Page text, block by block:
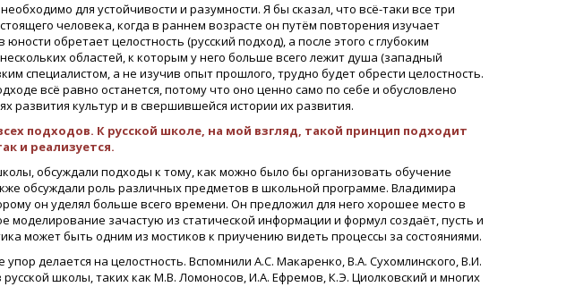
для устойчивости и разумности. Я бы сказал, что всё-таки все три
человека, когда в раннем возрасте он путём повторения изучает
обретает целостность (русский подход), а после этого с глубоким
областей, к которым у него больше всего лежит душа (западный
специалистом, а не изучив опыт прошлого, трудно будет обрести целостность.
всё равно останется, потому что оно ценно само по себе и обусловлено
развития культур и в свершившейся истории их развития.
подходов. К русской школе, на мой взгляд, такой принцип подходит
и реализуется.
обсуждали подходы к тому, как можно было бы организовать обучение
обсуждали роль различных предметов в школьной программе. Владимира
он уделял больше всего времени. Он предложил для него хорошее место в
зачастую из статической информации и формул создаёт, пусть и
может быть одним из мостиков к приучению видеть процессы за состояниями.
делается на целостность. Вспомнили А.С. Макаренко, В.А. Сухомлинского, В.И.
школы, таких как М.В. Ломоносов, И.А. Ефремов, К.Э. Циолковский и многих